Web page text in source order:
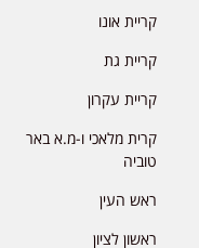
קריית אונו
קריית גת
קריית עקרון
קרית מלאכי ו-מ.א באר
טוביה
ראש העין
ראשון לציון